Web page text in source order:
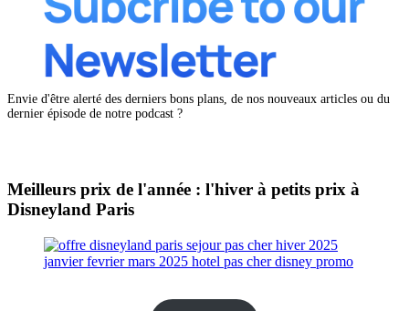
Envie d'être alerté des derniers bons plans, de nos nouveaux articles ou du
dernier épisode de notre podcast ?
Meilleurs prix de l'année : l'hiver à petits prix à
Disneyland Paris